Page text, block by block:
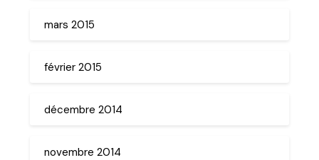
mars 2015
février 2015
décembre 2014
novembre 2014